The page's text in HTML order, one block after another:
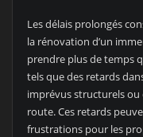
Les délais prolongés
la rénovation d’un
prendre plus de temps
tels que des retards
imprévus structurels ou
route. Ces retards
frustrations pour les